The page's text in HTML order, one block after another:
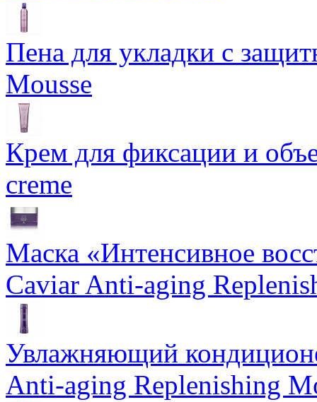
Пена для укладки с
Mousse
Крем для фиксации и
creme
Маска «Интенсивное
Caviar Anti-aging
Увлажняющий
Anti-aging Replenishing